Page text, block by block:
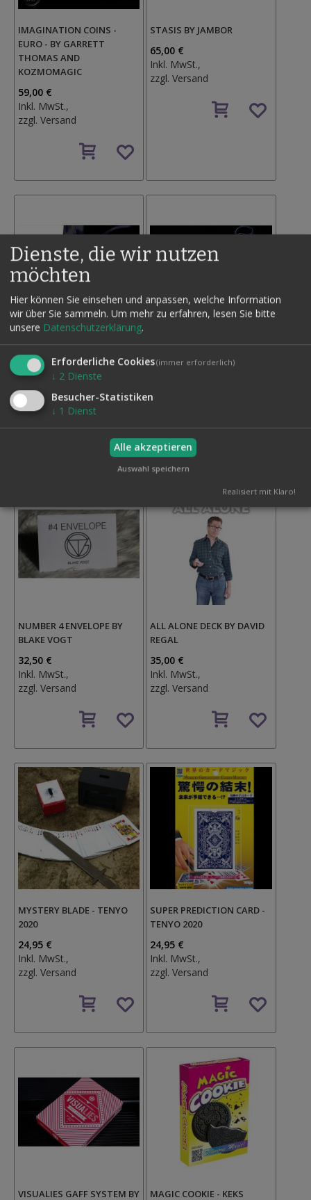
IMAGINATION COINS -
EURO - BY GARRETT
THOMAS AND
KOZMOMAGIC
59,00 €
Inkl. MwSt.,
zzgl. Versand
den
STASIS BY JAMBOR
65,00 €
Inkl. MwSt.,
zzgl.Versand
den
ONE 2.0 BY MATTHEW
UNDERHILL
39,50 €
Inkl. MwSt.,
zzgl. Versand
Auf
den
Wunschzettel
TRUE BY SECRET FACTORY
245,00 €
den
NUMBER 4 ENVELOPE BY
BLAKE VOGT
32,50 €
Inkl. MwSt.,
zzgl. Versand
den
ALL ALONE DECK BY DAVID
REGAL
35,00 €
Inkl. MwSt.,
zzgl.Versand
den
MYSTERY BLADE - TENYO
2020
24,95 €
Inkl. MwSt.,
zzgl. Versand
den
SUPER PREDICTION CARD -
TENYO 2020
24,95 €
Inkl. MwSt.,
zzgl.Versand
den
VISUALIES GAFF SYSTEM BY MAGIC COOKIE - KEKS
Dienste, die wir nutzen
möchten
Hier können Sie einsehen und anpassen, welche Information
wir über Sie sammeln. Um mehr zu erfahren, lesen Sie bitte
unsere Datenschutzerklärung.
Erforderliche Cookies(immer erforderlich)
↓ 2 Dienste
Besucher-Statistiken
↓ 1 Dienst
Alle akzeptieren
Auswahl speichern
Realisiert mit Klaro!